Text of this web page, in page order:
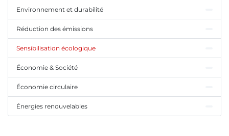
Environnement et durabilité
Réduction des émissions
Sensibilisation écologique
Économie & Société
Économie circulaire
Énergies renouvelables